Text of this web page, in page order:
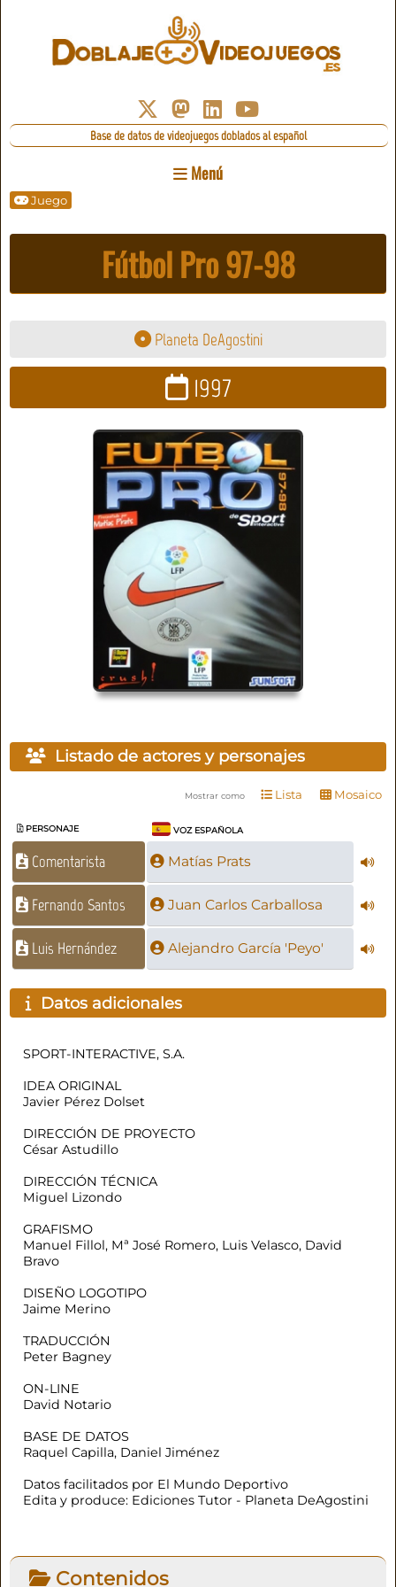
Base de datos de videojuegos doblados al español
Menú
Juego
Fútbol Pro 97-98
Planeta DeAgostini
1997
Listado de actores y personajes
Mostrar como Lista Mosaico
PERSONAJE VOZ ESPAÑOLA
Comentarista Matías Prats
Fernando Santos Juan Carlos Carballosa
Luis Hernández Alejandro García 'Peyo'
Datos adicionales
SPORT-INTERACTIVE, S.A.
IDEA ORIGINAL
Javier Pérez Dolset
DIRECCIÓN DE PROYECTO
César Astudillo
DIRECCIÓN TÉCNICA
Miguel Lizondo
GRAFISMO
Manuel Fillol, Mª José Romero, Luis Velasco, David
Bravo
DISEÑO LOGOTIPO
Jaime Merino
TRADUCCIÓN
Peter Bagney
ON-LINE
David Notario
BASE DE DATOS
Raquel Capilla, Daniel Jiménez
Datos facilitados por El Mundo Deportivo
Edita y produce: Ediciones Tutor - Planeta DeAgostini
Contenidos